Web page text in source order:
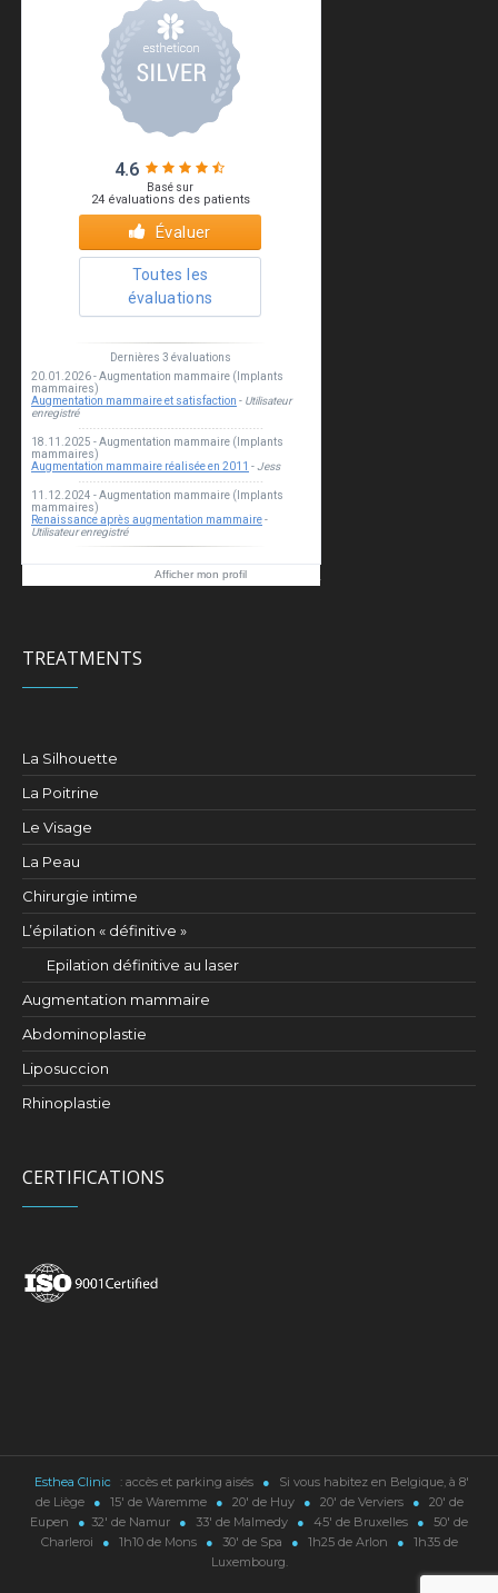
Afficher mon profil
TREATMENTS
La Silhouette
La Poitrine
Le Visage
La Peau
Chirurgie intime
L’épilation « définitive »
Epilation définitive au laser
Augmentation mammaire
Abdominoplastie
Liposuccion
Rhinoplastie
CERTIFICATIONS
Esthea Clinic : accès et parking aisés ●
Si vous habitez en Belgique, à 8'
de Liège
● 15' de Waremme ● 20' de Huy ● 20' de Verviers ●
20' de
Eupen
● 32' de Namur ● 33' de Malmedy ● 45' de Bruxelles ●
50' de
Charleroi
● 1h10 de Mons ● 30' de Spa ● 1h25 de Arlon ●
1h35 de
Luxembourg.